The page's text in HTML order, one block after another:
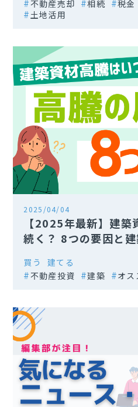
不動産売却
相続 税金
土地活用
2025/04/04
【2025年最新】建
続く？ 8つの要因と
買う
建てる
不動産投資
建築 オス